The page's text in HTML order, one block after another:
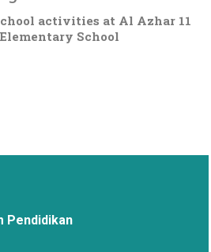
activities at Al Azhar 11
School
Pendidikan